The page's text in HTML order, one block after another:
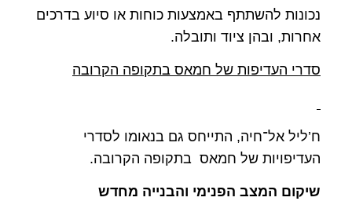
נכונות להשתתף באמצעות כוחות או סיוע בדרכים
אחרות, ובהן ציוד ותובלה.
סדרי העדיפות של חמאס בתקופה הקרובה
ח’ליל אל־חיה, התייחס גם בנאומו לסדרי
העדיפויות של חמאס בתקופה הקרובה.
שיקום המצב הפנימי והבנייה מחדש